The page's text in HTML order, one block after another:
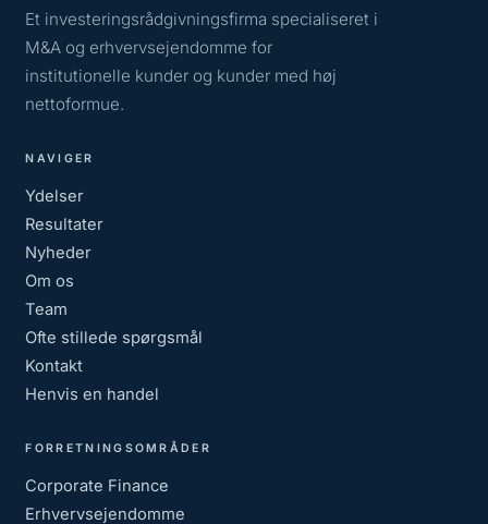
Et investeringsrådgivningsfirma specialiseret i
M&A og erhvervsejendomme for
institutionelle kunder og kunder med høj
nettoformue.
NAVIGER
Ydelser
Resultater
Nyheder
Om os
Team
Ofte stillede spørgsmål
Kontakt
Henvis en handel
FORRETNINGSOMRÅDER
Corporate Finance
Erhvervsejendomme